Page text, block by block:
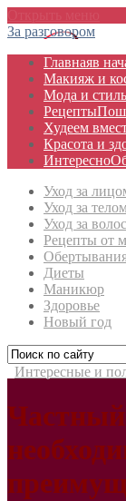
За разговором
Главнаяв
Макияж и
Мода и стиль
Рецепты
Худеем
Красота и
Интересно
Уход за
Уход за
Уход за
Рецепты от
Диеты
Маникюр
Здоровье
Новый год
Интересные и